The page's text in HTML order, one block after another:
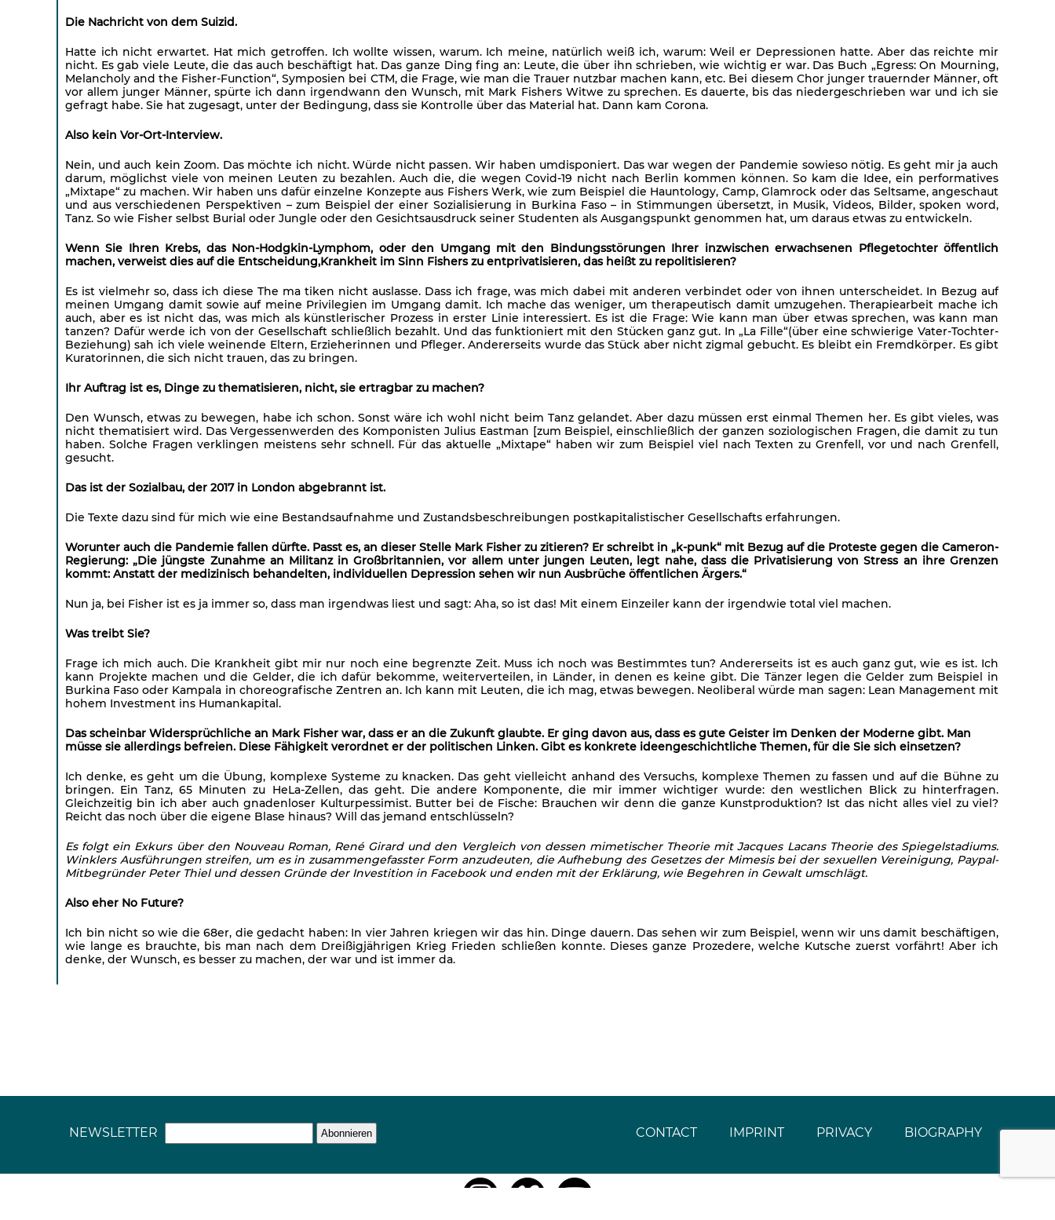
Die Nachricht von dem Suizid.
Hatte ich nicht erwartet. Hat mich getroffen. Ich wollte wissen, warum. Ich meine, natürlich weiß ich, warum: Weil er Depressionen hatte. Aber das reichte mir
nicht. Es gab viele Leute, die das auch beschäftigt hat. Das ganze Ding fing an: Leute, die über ihn schrieben, wie wichtig er war. Das Buch „Egress: On Mourning,
Melancholy and the Fisher-Function“, Symposien bei CTM, die Frage, wie man die Trauer nutzbar machen kann, etc. Bei diesem Chor junger trauernder Männer, oft
vor allem junger Männer, spürte ich dann irgendwann den Wunsch, mit Mark Fishers Witwe zu sprechen. Es dauerte, bis das niedergeschrieben war und ich sie
gefragt habe. Sie hat zugesagt, unter der Bedingung, dass sie Kontrolle über das Material hat. Dann kam Corona.
Also kein Vor-Ort-Interview.
Nein, und auch kein Zoom. Das möchte ich nicht. Würde nicht passen. Wir haben umdisponiert. Das war wegen der Pandemie sowieso nötig. Es geht mir ja auch
darum, möglichst viele von meinen Leuten zu bezahlen. Auch die, die wegen Covid-19 nicht nach Berlin kommen können. So kam die Idee, ein performatives
„Mixtape“ zu machen. Wir haben uns dafür einzelne Konzepte aus Fishers Werk, wie zum Beispiel die Hauntology, Camp, Glamrock oder das Seltsame, angeschaut
und aus verschiedenen Perspektiven – zum Beispiel der einer Sozialisierung in Burkina Faso – in Stimmungen übersetzt, in Musik, Videos, Bilder, spoken word,
Tanz. So wie Fisher selbst Burial oder Jungle oder den Gesichtsausdruck seiner Studenten als Ausgangspunkt genommen hat, um daraus etwas zu entwickeln.
Wenn Sie Ihren Krebs, das Non-Hodgkin-Lymphom, oder den Umgang mit den Bindungsstörungen Ihrer inzwischen erwachsenen Pflegetochter öffentlich
machen, verweist dies auf die Entscheidung,Krankheit im Sinn Fishers zu entprivatisieren, das heißt zu repolitisieren?
Es ist vielmehr so, dass ich diese The ma tiken nicht auslasse. Dass ich frage, was mich dabei mit anderen verbindet oder von ihnen unterscheidet. In Bezug auf
meinen Umgang damit sowie auf meine Privilegien im Umgang damit. Ich mache das weniger, um therapeutisch damit umzugehen. Therapiearbeit mache ich
auch, aber es ist nicht das, was mich als künstlerischer Prozess in erster Linie interessiert. Es ist die Frage: Wie kann man über etwas sprechen, was kann man
tanzen? Dafür werde ich von der Gesellschaft schließlich bezahlt. Und das funktioniert mit den Stücken ganz gut. In „La Fille“(über eine schwierige Vater-Tochter-
Beziehung) sah ich viele weinende Eltern, Erzieherinnen und Pfleger. Andererseits wurde das Stück aber nicht zigmal gebucht. Es bleibt ein Fremdkörper. Es gibt
Kuratorinnen, die sich nicht trauen, das zu bringen.
Ihr Auftrag ist es, Dinge zu thematisieren, nicht, sie ertragbar zu machen?
Den Wunsch, etwas zu bewegen, habe ich schon. Sonst wäre ich wohl nicht beim Tanz gelandet. Aber dazu müssen erst einmal Themen her. Es gibt vieles, was
nicht thematisiert wird. Das Vergessenwerden des Komponisten Julius Eastman [zum Beispiel, einschließlich der ganzen soziologischen Fragen, die damit zu tun
haben. Solche Fragen verklingen meistens sehr schnell. Für das aktuelle „Mixtape“ haben wir zum Beispiel viel nach Texten zu Grenfell, vor und nach Grenfell,
gesucht.
Das ist der Sozialbau, der 2017 in London abgebrannt ist.
Die Texte dazu sind für mich wie eine Bestandsaufnahme und Zustandsbeschreibungen postkapitalistischer Gesellschafts erfahrungen.
Worunter auch die Pandemie fallen dürfte. Passt es, an dieser Stelle Mark Fisher zu zitieren? Er schreibt in „k-punk“ mit Bezug auf die Proteste gegen die Cameron-
Regierung: „Die jüngste Zunahme an Militanz in Großbritannien, vor allem unter jungen Leuten, legt nahe, dass die Privatisierung von Stress an ihre Grenzen
kommt: Anstatt der medizinisch behandelten, individuellen Depression sehen wir nun Ausbrüche öffentlichen Ärgers.“
Nun ja, bei Fisher ist es ja immer so, dass man irgendwas liest und sagt: Aha, so ist das! Mit einem Einzeiler kann der irgendwie total viel machen.
Was treibt Sie?
Frage ich mich auch. Die Krankheit gibt mir nur noch eine begrenzte Zeit. Muss ich noch was Bestimmtes tun? Andererseits ist es auch ganz gut, wie es ist. Ich
kann Projekte machen und die Gelder, die ich dafür bekomme, weiterverteilen, in Länder, in denen es keine gibt. Die Tänzer legen die Gelder zum Beispiel in
Burkina Faso oder Kampala in choreografische Zentren an. Ich kann mit Leuten, die ich mag, etwas bewegen. Neoliberal würde man sagen: Lean Management mit
hohem Investment ins Humankapital.
Das scheinbar Widersprüchliche an Mark Fisher war, dass er an die Zukunft glaubte. Er ging davon aus, dass es gute Geister im Denken der Moderne gibt. Man
müsse sie allerdings befreien. Diese Fähigkeit verordnet er der politischen Linken. Gibt es konkrete ideengeschichtliche Themen, für die Sie sich einsetzen?
Ich denke, es geht um die Übung, komplexe Systeme zu knacken. Das geht vielleicht anhand des Versuchs, komplexe Themen zu fassen und auf die Bühne zu
bringen. Ein Tanz, 65 Minuten zu HeLa-Zellen, das geht. Die andere Komponente, die mir immer wichtiger wurde: den westlichen Blick zu hinterfragen.
Gleichzeitig bin ich aber auch gnadenloser Kulturpessimist. Butter bei de Fische: Brauchen wir denn die ganze Kunstproduktion? Ist das nicht alles viel zu viel?
Reicht das noch über die eigene Blase hinaus? Will das jemand entschlüsseln?
Es folgt ein Exkurs über den Nouveau Roman, René Girard und den Vergleich von dessen mimetischer Theorie mit Jacques Lacans Theorie des Spiegelstadiums.
Winklers Ausführungen streifen, um es in zusammengefasster Form anzudeuten, die Aufhebung des Gesetzes der Mimesis bei der sexuellen Vereinigung, Paypal-
Mitbegründer Peter Thiel und dessen Gründe der Investition in Facebook und enden mit der Erklärung, wie Begehren in Gewalt umschlägt.
Also eher No Future?
Ich bin nicht so wie die 68er, die gedacht haben: In vier Jahren kriegen wir das hin. Dinge dauern. Das sehen wir zum Beispiel, wenn wir uns damit beschäftigen,
wie lange es brauchte, bis man nach dem Dreißigjährigen Krieg Frieden schließen konnte. Dieses ganze Prozedere, welche Kutsche zuerst vorfährt! Aber ich
denke, der Wunsch, es besser zu machen, der war und ist immer da.
NEWSLETTER CONTACT IMPRINT PRIVACY BIOGRAPHY